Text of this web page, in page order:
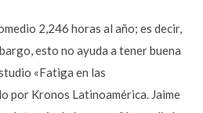
2,246 horas al año; es decir,
esto no ayuda a tener buena
«Fatiga en las
por Kronos Latinoamérica. Jaime